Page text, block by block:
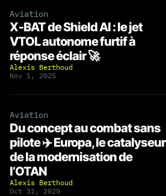
Aviation
X‑BAT de Shield AI : le jet
VTOL autonome furtif à
réponse éclair 🚀
Alexis Berthoud
Nov 1, 2025
Aviation
Du concept au combat sans
pilote ✈️ Europa, le catalyseur
de la modernisation de
l’OTAN
Alexis Berthoud
Oct 31, 2025